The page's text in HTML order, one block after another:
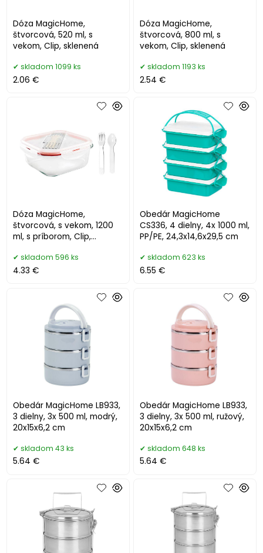
Dóza MagicHome,
štvorcová, 520 ml, s
vekom, Clip, sklenená
skladom 1099 ks
2.06 €
Dóza MagicHome,
štvorcová, 800 ml, s
vekom, Clip, sklenená
skladom 1193 ks
2.54 €
Dóza MagicHome,
štvorcová, s vekom, 1200
ml, s príborom, Clip,
skladom 596 ks
4.33 €
Obedár MagicHome
CS336, 4 dielny, 4x 1000 ml,
PP/PE, 24,3x14,6x29,5 cm
skladom 623 ks
6.55 €
Obedár MagicHome LB933,
3 dielny, 3x 500 ml, modrý,
20x15x6,2 cm
skladom 43 ks
5.64 €
Obedár MagicHome LB933,
3 dielny, 3x 500 ml, ružový,
20x15x6,2 cm
skladom 648 ks
5.64 €